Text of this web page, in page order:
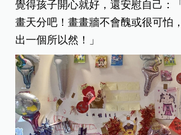
覺得孩子開心就好，還安慰自己：
畫天分吧！畫畫牆不會醜或很可怕
出一個所以然！」